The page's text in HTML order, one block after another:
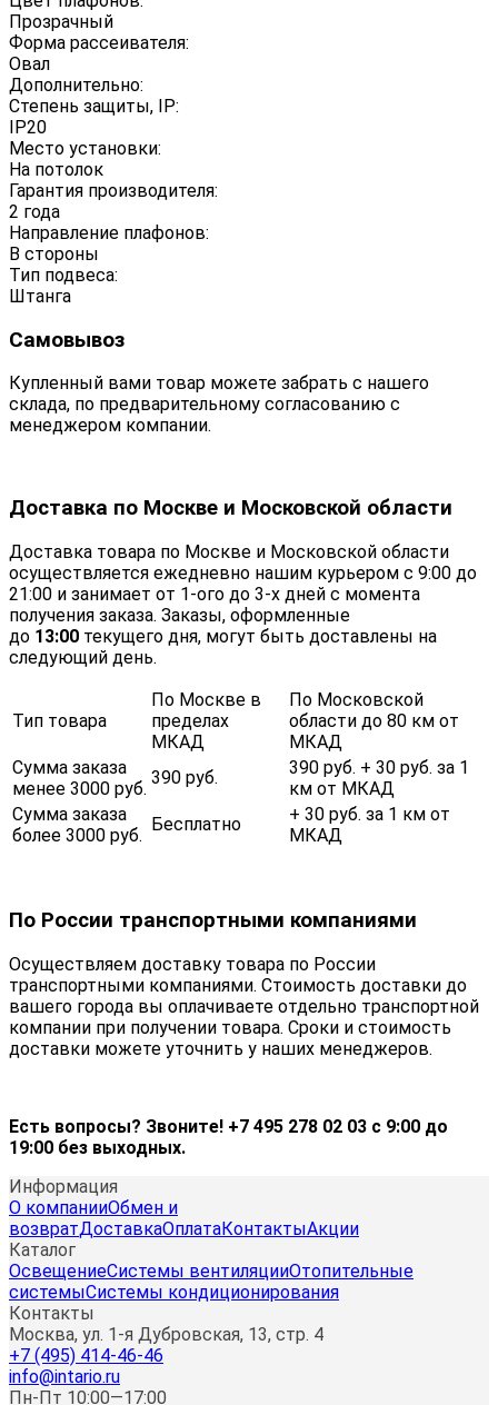
Прозрачный
Форма рассеивателя:
Овал
Дополнительно:
Степень защиты, IP:
IP20
Место установки:
На потолок
Гарантия производителя:
2 года
Направление плафонов:
В стороны
Тип подвеса:
Штанга
Самовывоз
Купленный вами товар можете забрать с нашего
склада, по предварительному согласованию с
менеджером компании.
Доставка по Москве и Московской области
Доставка товара по Москве и Московской области
осуществляется ежедневно нашим курьером с 9:00 до
21:00 и занимает от 1-ого до 3-х дней с момента
получения заказа. Заказы, оформленные
до 13:00 текущего дня, могут быть доставлены на
следующий день.
Тип товара
По Москве в
пределах
МКАД
По Московской
области до 80 км от
МКАД
Сумма заказа
менее 3000 руб.
390 руб.
390 руб. + 30 руб. за 1
км от МКАД
Сумма заказа
более 3000 руб.
Бесплатно
+ 30 руб. за 1 км от
МКАД
По России транспортными компаниями
Осуществляем доставку товара по России
транспортными компаниями. Стоимость доставки до
вашего города вы оплачиваете отдельно транспортной
компании при получении товара. Сроки и стоимость
доставки можете уточнить у наших менеджеров.
Есть вопросы? Звоните! +7 495 278 02 03 с 9:00 до
19:00 без выходных.
Информация
О компанииОбмен и
возвратДоставкаОплатаКонтактыАкции
Каталог
ОсвещениеСистемы вентиляцииОтопительные
системыСистемы кондиционирования
Контакты
Москва, ул. 1-я Дубровская, 13, стр. 4
+7 (495) 414-46-46
info@intario.ru
Пн-Пт 10:00—17:00